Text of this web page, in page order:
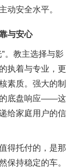
动安全水平。
与安心
。教主选择与影
执着与专业，更
素质。强大的制
的底盘响应——这
给家庭用户的信
得托付的，是那
保持稳定的车。